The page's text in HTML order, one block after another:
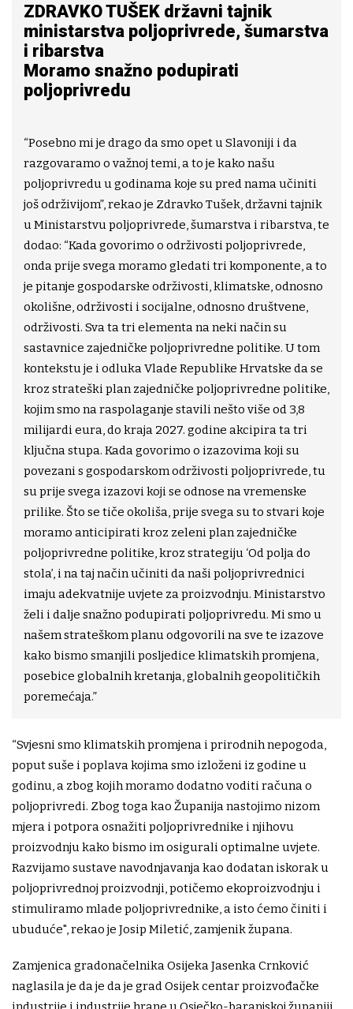
ZDRAVKO TUŠEK državni tajnik
ministarstva poljoprivrede, šumarstva
i ribarstva
Moramo snažno podupirati
poljoprivredu
“Posebno mi je drago da smo opet u Slavoniji i da
razgovaramo o važnoj temi, a to je kako našu
poljoprivredu u godinama koje su pred nama učiniti
još održivijom”, rekao je Zdravko Tušek, državni tajnik
u Ministarstvu poljoprivrede, šumarstva i ribarstva, te
dodao: “Kada govorimo o održivosti poljoprivrede,
onda prije svega moramo gledati tri komponente, a to
je pitanje gospodarske održivosti, klimatske, odnosno
okolišne, održivosti i socijalne, odnosno društvene,
održivosti. Sva ta tri elementa na neki način su
sastavnice zajedničke poljoprivredne politike. U tom
kontekstu je i odluka Vlade Republike Hrvatske da se
kroz strateški plan zajedničke poljoprivredne politike,
kojim smo na raspolaganje stavili nešto više od 3,8
milijardi eura, do kraja 2027. godine akcipira ta tri
ključna stupa. Kada govorimo o izazovima koji su
povezani s gospodarskom održivosti poljoprivrede, tu
su prije svega izazovi koji se odnose na vremenske
prilike. Što se tiče okoliša, prije svega su to stvari koje
moramo anticipirati kroz zeleni plan zajedničke
poljoprivredne politike, kroz strategiju ‘Od polja do
stola’, i na taj način učiniti da naši poljoprivrednici
imaju adekvatnije uvjete za proizvodnju. Ministarstvo
želi i dalje snažno podupirati poljoprivredu. Mi smo u
našem strateškom planu odgovorili na sve te izazove
kako bismo smanjili posljedice klimatskih promjena,
posebice globalnih kretanja, globalnih geopolitičkih
poremećaja.”
“Svjesni smo klimatskih promjena i prirodnih nepogoda,
poput suše i poplava kojima smo izloženi iz godine u
godinu, a zbog kojih moramo dodatno voditi računa o
poljoprivredi. Zbog toga kao Županija nastojimo nizom
mjera i potpora osnažiti poljoprivrednike i njihovu
proizvodnju kako bismo im osigurali optimalne uvjete.
Razvijamo sustave navodnjavanja kao dodatan iskorak u
poljoprivrednoj proizvodnji, potičemo ekoproizvodnju i
stimuliramo mlade poljoprivrednike, a isto ćemo činiti i
ubuduće", rekao je Josip Miletić, zamjenik župana.
Zamjenica gradonačelnika Osijeka Jasenka Crnković
naglasila je da je da je grad Osijek centar proizvođačke